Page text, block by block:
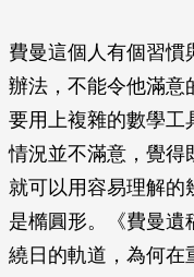
費曼這個人有個習慣
辦法，不能令他滿意
要用上複雜的數學工
情況並不滿意，覺得
就可以用容易理解的
是橢圓形。《費曼遺
繞日的軌道，為何在